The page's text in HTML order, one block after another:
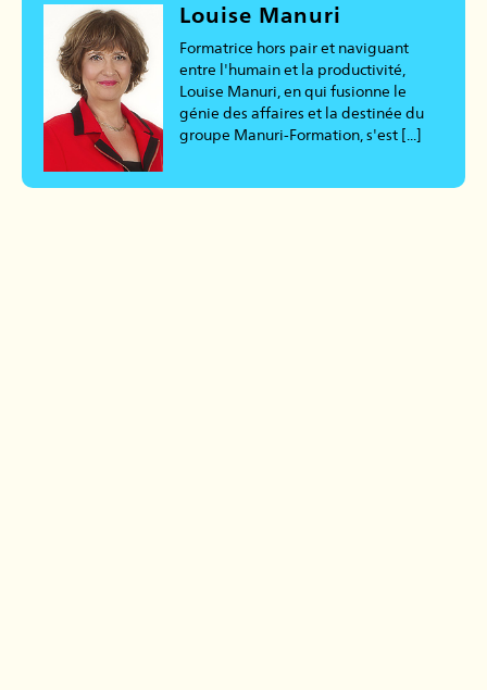
Louise Manuri
Formatrice hors pair et naviguant
entre l'humain et la productivité,
Louise Manuri, en qui fusionne le
génie des affaires et la destinée du
groupe Manuri-Formation, s'est [...]